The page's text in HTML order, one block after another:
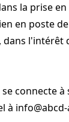
la prise
en poste de
l'intérêt
connecte à
à